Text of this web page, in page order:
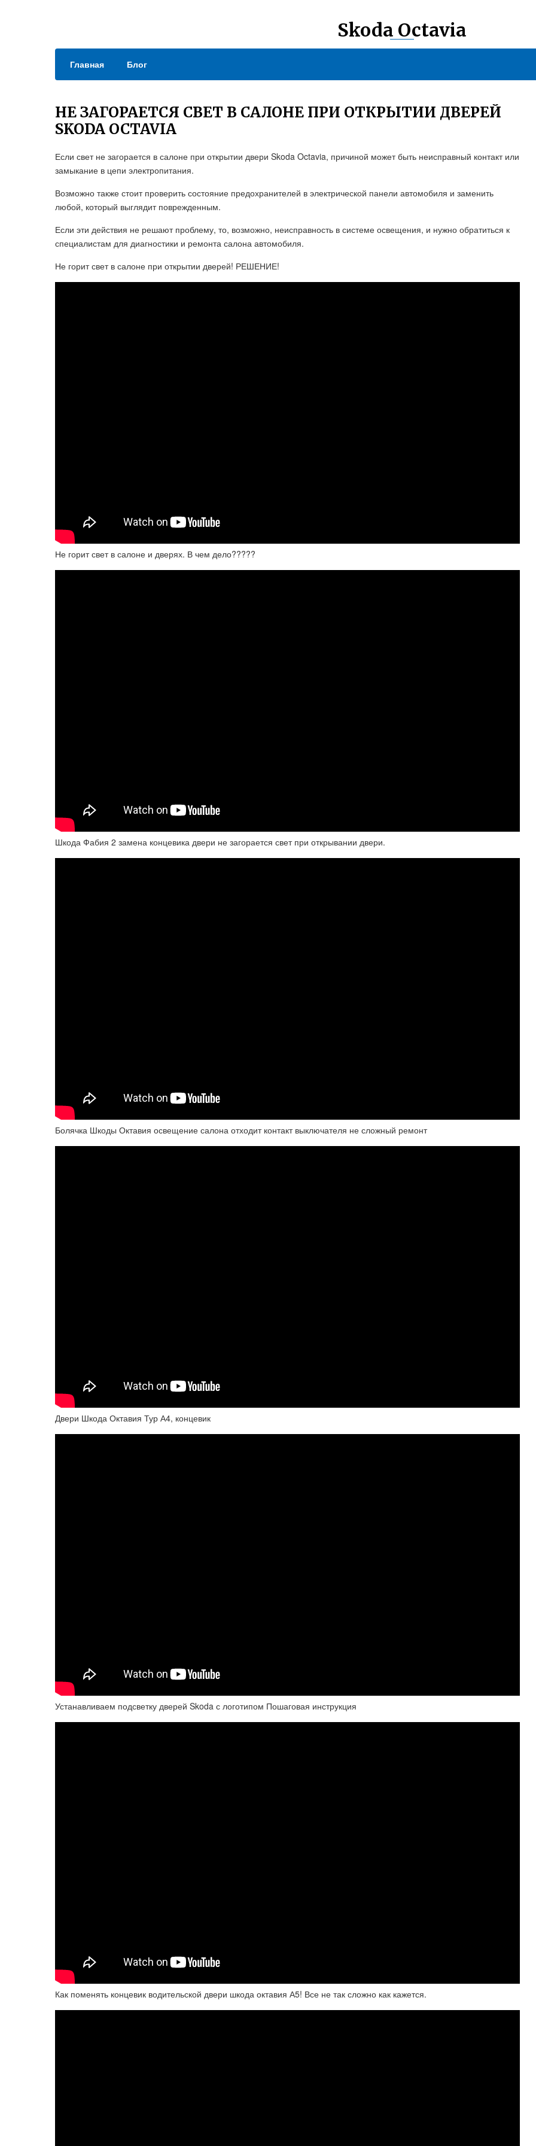
Skoda Octavia
Главная Блог
НЕ ЗАГОРАЕТСЯ СВЕТ В САЛОНЕ ПРИ ОТКРЫТИИ ДВЕРЕЙ
SKODA OCTAVIA
Если свет не загорается в салоне при открытии двери Skoda Octavia, причиной может быть неисправный контакт или
замыкание в цепи электропитания.
Возможно также стоит проверить состояние предохранителей в электрической панели автомобиля и заменить
любой, который выглядит поврежденным.
Если эти действия не решают проблему, то, возможно, неисправность в системе освещения, и нужно обратиться к
специалистам для диагностики и ремонта салона автомобиля.
Не горит свет в салоне при открытии дверей! РЕШЕНИЕ!
Не горит свет в салоне и дверях. В чем дело?????
Шкода Фабия 2 замена концевика двери не загорается свет при открывании двери.
Болячка Шкоды Октавия освещение салона отходит контакт выключателя не сложный ремонт
Двери Шкода Октавия Тур А4, концевик
Устанавливаем подсветку дверей Skoda с логотипом Пошаговая инструкция
Как поменять концевик водительской двери шкода октавия А5! Все не так сложно как кажется.